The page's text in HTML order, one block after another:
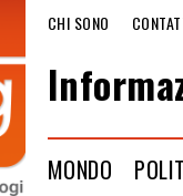
CHI SONO
MONDO